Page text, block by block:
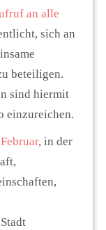
an alle
sich an
beteiligen.
sind hiermit
einzureichen.
, in der